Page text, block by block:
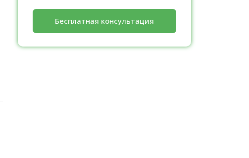
Бесплатная консультация